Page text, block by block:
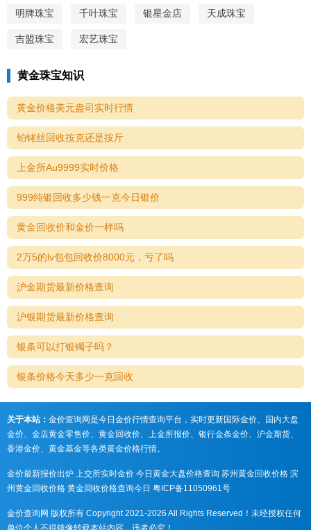
明牌珠宝 千叶珠宝 银星金店 天成珠宝
吉盟珠宝 宏艺珠宝
黄金珠宝知识
黄金价格美元盎司实时行情
铂铑丝回收按克还是按斤
上金所Au9999实时价格
999纯银回收多少钱一克今日银价
黄金回收价和金价一样吗
2万5的lv包包回收价8000元，亏了吗
沪金期货最新价格查询
沪银期货最新价格查询
银条可以打银镯子吗？
银条价格今天多少一克回收
关于本站： 金价查询网是今日金价行情查询平台，实时更新国际金价、国内大盘
金价、金店黄金零售价、黄金回收价、上金所报价、银行金条金价、沪金期货、
香港金价、黄金基金等各类黄金价格行情。
金价最新报价出炉 上交所实时金价 今日黄金大盘价格查询 苏州黄金回收价格 滨
州黄金回收价格 黄金回收价格查询今日 粤ICP备11050961号
金价查询网 版权所有 Copyright 2021-2026 All Rights Reserved！未经授权任何